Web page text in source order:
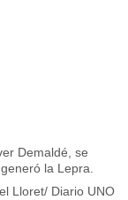
Demaldé, se
la Lepra.
Lloret/ Diario UNO